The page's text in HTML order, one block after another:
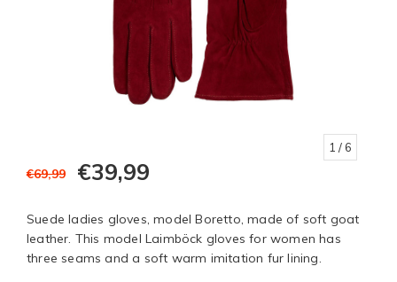
1 / 6
€69,99 €39,99
Suede ladies gloves, model Boretto, made of soft goat
leather. This model Laimböck gloves for women has
three seams and a soft warm imitation fur lining.